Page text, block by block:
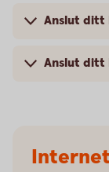
Anslut ditt
Anslut ditt